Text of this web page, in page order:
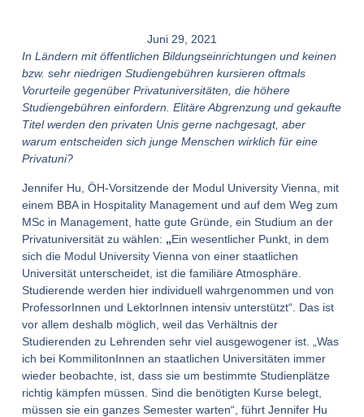
Juni 29, 2021
In Ländern mit öffentlichen Bildungseinrichtungen und keinen
bzw. sehr niedrigen Studiengebühren kursieren oftmals
Vorurteile gegenüber Privatuniversitäten, die höhere
Studiengebühren einfordern. Elitäre Abgrenzung und gekaufte
Titel werden den privaten Unis gerne nachgesagt, aber
warum entscheiden sich junge Menschen wirklich für eine
Privatuni?
Jennifer Hu, ÖH-Vorsitzende der Modul University Vienna, mit
einem BBA in Hospitality Management und auf dem Weg zum
MSc in Management, hatte gute Gründe, ein Studium an der
Privatuniversität zu wählen: „Ein wesentlicher Punkt, in dem
sich die Modul University Vienna von einer staatlichen
Universität unterscheidet, ist die familiäre Atmosphäre.
Studierende werden hier individuell wahrgenommen und von
ProfessorInnen und LektorInnen intensiv unterstützt“. Das ist
vor allem deshalb möglich, weil das Verhältnis der
Studierenden zu Lehrenden sehr viel ausgewogener ist. „Was
ich bei KommilitonInnen an staatlichen Universitäten immer
wieder beobachte, ist, dass sie um bestimmte Studienplätze
richtig kämpfen müssen. Sind die benötigten Kurse belegt,
müssen sie ein ganzes Semester warten“, führt Jennifer Hu